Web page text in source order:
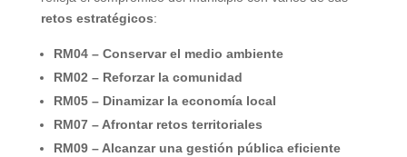
retos estratégicos:
RM04 – Conservar el medio ambiente
RM02 – Reforzar la comunidad
RM05 – Dinamizar la economía local
RM07 – Afrontar retos territoriales
RM09 – Alcanzar una gestión pública eficiente